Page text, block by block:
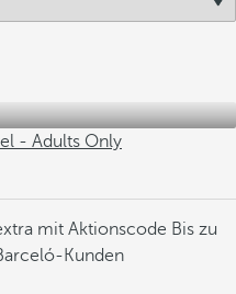
- Adults Only
mit Aktionscode Bis zu
Kunden